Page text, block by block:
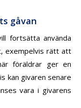
gåvan
fortsätta använda
, exempelvis rätt att
föräldrar ger en
kan givaren senare
vara i givarens